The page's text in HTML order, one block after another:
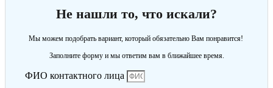
Не нашли то, что искали?
Мы можем подобрать вариант, который обязательно Вам понравится!
Заполните форму и мы ответим вам в ближайшее время.
ФИО контактного лица